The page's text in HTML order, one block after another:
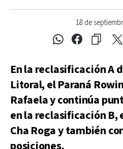
18 de
En la reclasificación A
Litoral, el Paraná
Rafaela y continúa
en la reclasificación B,
Cha Roga y también